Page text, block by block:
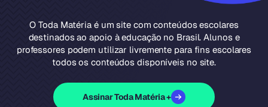
O Toda Matéria é um site com conteúdos escolares
destinados ao apoio à educação no Brasil. Alunos e
professores podem utilizar livremente para fins escolares
todos os conteúdos disponíveis no site.
Assinar Toda Matéria +